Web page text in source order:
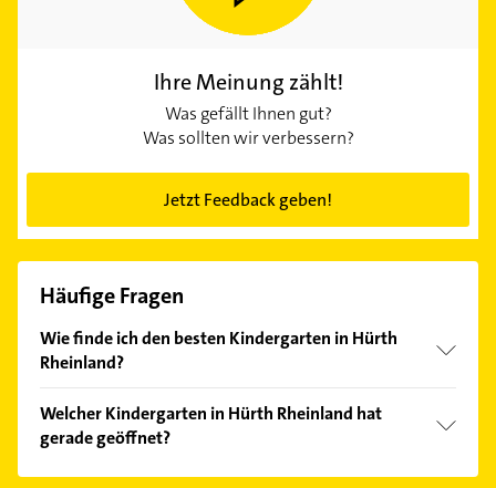
Ihre Meinung zählt!
Was gefällt Ihnen gut?
Was sollten wir verbessern?
Jetzt Feedback geben!
Häufige Fragen
Wie finde ich den besten Kindergarten in Hürth
Rheinland?
Kundenmeinungen und profitieren Sie von den
Empfehlungen. Die Suchergebnisse können Sie sich
einfach nachBewertungensortiert anzeigen lassen.
Welcher Kindergarten in Hürth Rheinland hat
gerade geöffnet?
Im Anbieter-Bereich finden Sie alleÖffnungszeiten.